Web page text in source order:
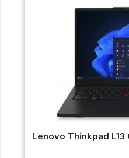
Lenovo Thinkpad L13